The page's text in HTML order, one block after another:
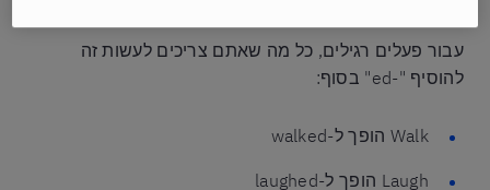
עבור פעלים רגילים, כל מה שאתם צריכים לעשות זה
להוסיף "-ed" בסוף:
Walk הופך ל-walked
Laugh הופך ל-laughed